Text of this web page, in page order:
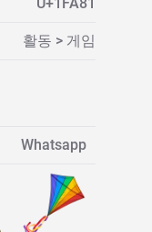
활동 > 게임
Whatsapp